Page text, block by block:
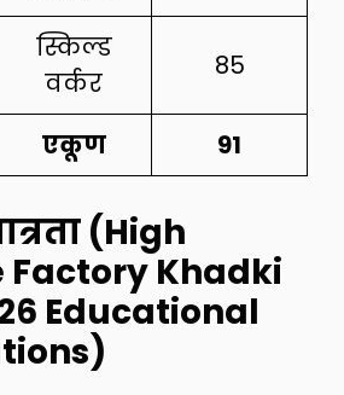
स्किल्ड
वर्कर
85
एकूण 91
(High
Factory Khadki
Educational